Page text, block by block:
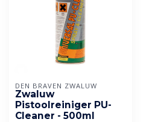
DEN BRAVEN ZWALUW
Zwaluw
Pistoolreiniger PU-
Cleaner - 500ml